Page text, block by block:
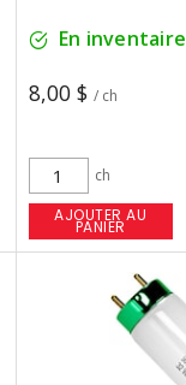
En inventaire
8,00 $ / ch
ch
AJOUTER AU
PANIER